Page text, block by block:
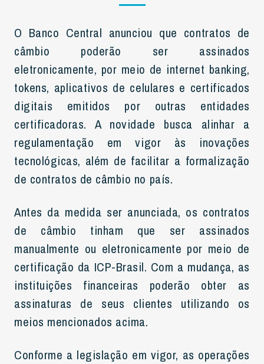
O Banco Central anunciou que contratos de
câmbio poderão ser assinados
eletronicamente, por meio de internet banking,
tokens, aplicativos de celulares e certificados
digitais emitidos por outras entidades
certificadoras. A novidade busca alinhar a
regulamentação em vigor às inovações
tecnológicas, além de facilitar a formalização
de contratos de câmbio no país.
Antes da medida ser anunciada, os contratos
de câmbio tinham que ser assinados
manualmente ou eletronicamente por meio de
certificação da ICP-Brasil. Com a mudança, as
instituições financeiras poderão obter as
assinaturas de seus clientes utilizando os
meios mencionados acima.
Conforme a legislação em vigor, as operações